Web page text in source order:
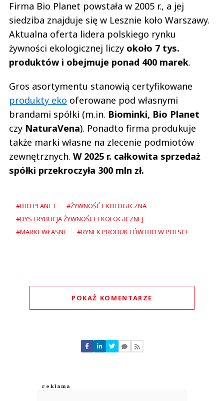
Firma Bio Planet powstała w 2005 r., a jej
siedziba znajduje się w Lesznie koło Warszawy.
Aktualna oferta lidera polskiego rynku
żywności ekologicznej liczy około 7 tys.
produktów i obejmuje ponad 400 marek.
Gros asortymentu stanowią certyfikowane
produkty eko oferowane pod własnymi
brandami spółki (m.in. Biominki, Bio Planet
czy NaturaVena). Ponadto firma produkuje
także marki własne na zlecenie podmiotów
zewnętrznych. W 2025 r. całkowita sprzedaż
spółki przekroczyła 300 mln zł.
#BIO PLANET
#ŻYWNOŚĆ EKOLOGICZNA
#DYSTRYBUCJA ŻYWNOŚCI EKOLOGICZNEJ
#MARKI WŁASNE
#RYNEK PRODUKTÓW BIO W POLSCE
POKAŻ KOMENTARZE
Nie znaleziono komentarzy
Zostaw swoje komentarze